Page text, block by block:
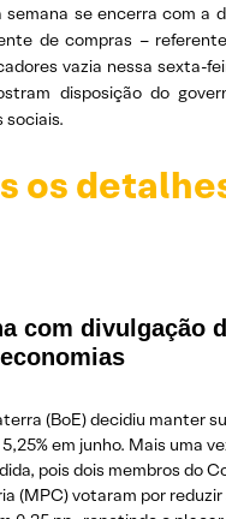
semana se encerra com a
de compras –
vazia nessa sexta-
disposição do
sociais.
os
com divulgação
(BoE) decidiu manter
em junho. Mais uma
pois dois membros do
(MPC) votaram por reduzir